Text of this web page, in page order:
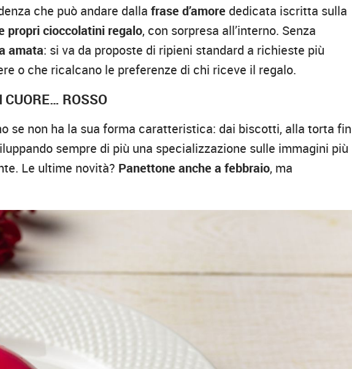
che può andare dallafrase d’amore dedicata iscritta sulla
propri cioccolatini regalo, con sorpresa all’interno. Senza
amata: si va da proposte di ripieni standard a richieste più
o che ricalcano le preferenze di chi riceve il regalo.
CUORE… ROSSO
se non ha la sua forma caratteristica: dai biscotti, alla torta
sempre di più una specializzazione sulle immagini più
Le ultime novità? Panettone anche a febbraio, ma